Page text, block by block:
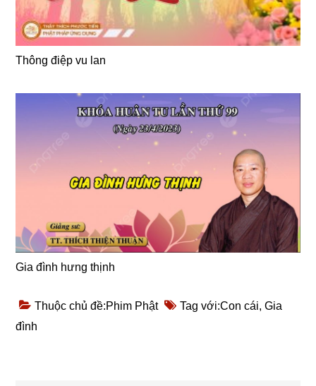
Thông điệp vu lan
Gia đình hưng thịnh
Thuộc chủ đề:Phim Phật Tag với:Con cái,Gia
đình